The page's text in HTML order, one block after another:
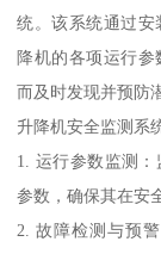
统。该系统通过
降机的各项运行
而及时发现并预防
升降机安全监测系
1. 运行参数监测
参数，确保其在安
2. 故障检测与预